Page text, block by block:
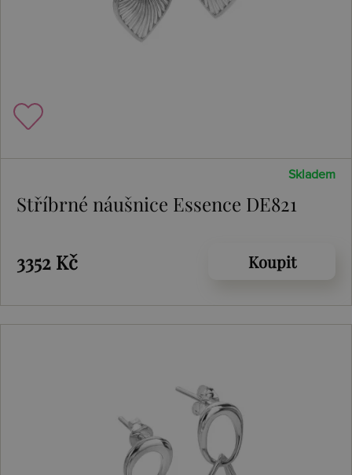
Skladem
Stříbrné náušnice Essence DE821
3352 Kč Koupit